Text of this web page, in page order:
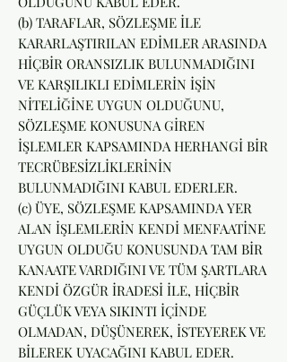
(b) TARAFLAR, SÖZLEŞME İLE
KARARLAŞTIRILAN EDİMLER ARASINDA
HİÇBİR ORANSIZLIK BULUNMADIĞINI
VE KARŞILIKLI EDİMLERİN İŞİN
NİTELİĞİNE UYGUN OLDUĞUNU,
SÖZLEŞME KONUSUNA GİREN
İŞLEMLER KAPSAMINDA HERHANGİ BİR
TECRÜBESİZLİKLERİNİN
BULUNMADIĞINI KABUL EDERLER.
(c) ÜYE, SÖZLEŞME KAPSAMINDA YER
ALAN İŞLEMLERİN KENDİ MENFAATİNE
UYGUN OLDUĞU KONUSUNDA TAM BİR
KANAATE VARDIĞINI VE TÜM ŞARTLARA
KENDİ ÖZGÜR İRADESİ İLE, HİÇBİR
GÜÇLÜK VEYA SIKINTI İÇİNDE
OLMADAN, DÜŞÜNEREK, İSTEYEREK VE
BİLEREK UYACAĞINI KABUL EDER.